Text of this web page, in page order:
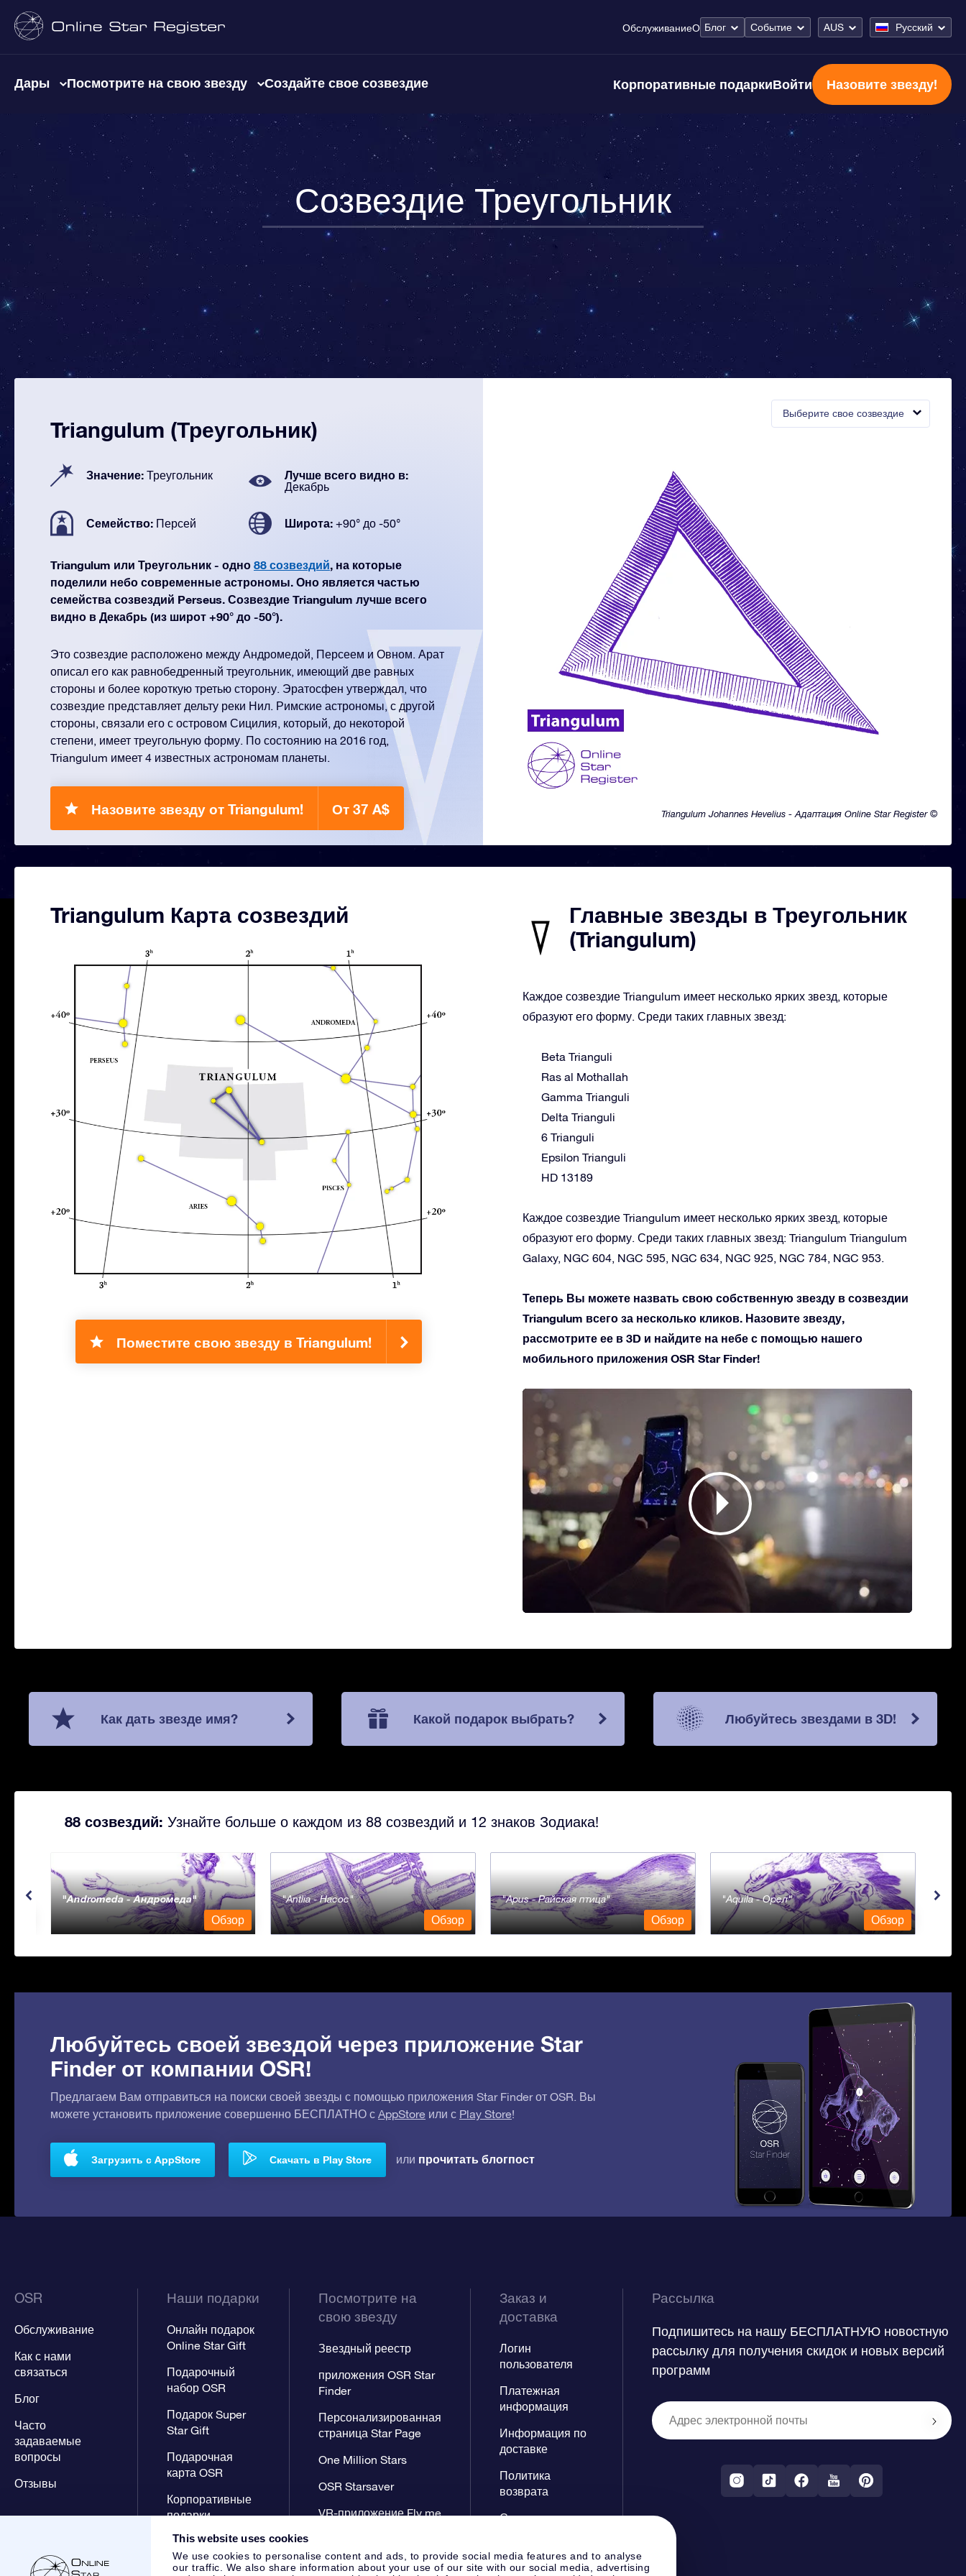
This website uses cookies
We use cookies to personalise content and ads, to provide social media features and to analyse
our traffic. We also share information about your use of our site with our social media, advertising
ОбслуживаниеО Блог Событие AUS Русский
Дары Посмотрите на свою звезду Создайте свое созвездие Корпоративные подаркиВойти Назовите звезду!
Созвездие Треугольник
Выберите свое созвездие
Triangulum Johannes Hevelius - Адаптация Online Star Register ©
Triangulum (Треугольник)
Значение: Треугольник Лучше всего видно в:
Декабрь
Семейство: Персей Широта: +90° до -50°
Triangulum или Треугольник - одно 88 созвездий, на которые
поделили небо современные астрономы. Оно является частью
семейства созвездий Perseus. Созвездие Triangulum лучше всего
видно в Декабрь (из широт +90° до -50°).
Это созвездие расположено между Андромедой, Персеем и Овном. Арат
описал его как равнобедренный треугольник, имеющий две равных
стороны и более короткую третью сторону. Эратосфен утверждал, что
созвездие представляет дельту реки Нил. Римские астрономы, с другой
стороны, связали его с островом Сицилия, который, до некоторой
степени, имеет треугольную форму. По состоянию на 2016 год,
Triangulum имеет 4 известных астрономам планеты.
Назовите звезду от Triangulum! От 37 A$
Triangulum Карта созвездий
Поместите свою звезду в Triangulum!
Главные звезды в Треугольник
(Triangulum)
Каждое созвездие Triangulum имеет несколько ярких звезд, которые
образуют его форму. Среди таких главных звезд:
Beta Trianguli
Ras al Mothallah
Gamma Trianguli
Delta Trianguli
6 Trianguli
Epsilon Trianguli
HD 13189
Каждое созвездие Triangulum имеет несколько ярких звезд, которые
образуют его форму. Среди таких главных звезд: Triangulum Triangulum
Galaxy, NGC 604, NGC 595, NGC 634, NGC 925, NGC 784, NGC 953.
Теперь Вы можете назвать свою собственную звезду в созвездии
Triangulum всего за несколько кликов. Назовите звезду,
рассмотрите ее в 3D и найдите на небе с помощью нашего
мобильного приложения OSR Star Finder!
Как дать звезде имя? Какой подарок выбрать? Любуйтесь звездами в 3D!
88 созвездий: Узнайте больше о каждом из 88 созвездий и 12 знаков Зодиака!
Andromeda - Андромеда
Обзор
Antlia - Насос
Обзор
Apus - Райская птица
Обзор
Aquila - Орел
Обзор
Любуйтесь своей звездой через приложение Star
Finder от компании OSR!
Предлагаем Вам отправиться на поиски своей звезды с помощью приложения Star Finder от OSR. Вы
можете установить приложение совершенно БЕСПЛАТНО с AppStore или с Play Store!
Загрузить с AppStore Скачать в Play Store или прочитать блогпост
OSR
Обслуживание
Как с нами
связаться
Блог
Часто
задаваемые
вопросы
Отзывы
Наши подарки
Онлайн подарок
Online Star Gift
Подарочный
набор OSR
Подарок Super
Star Gift
Подарочная
карта OSR
Корпоративные
подарки
Посмотрите на
свою звезду
Звездный реестр
приложения OSR Star
Finder
Персонализированная
страница Star Page
One Million Stars
OSR Starsaver
VR-приложение Fly me
Заказ и
доставка
Логин
пользователя
Платежная
информация
Информация по
доставке
Политика
возврата
Созвездиях
Рассылка
Подпишитесь на нашу БЕСПЛАТНУЮ новостную
рассылку для получения скидок и новых версий
программ